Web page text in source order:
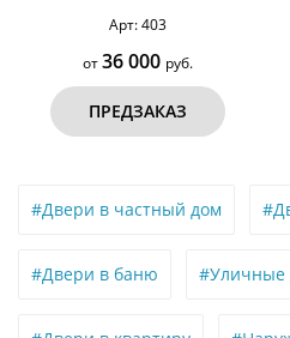
36 000руб.
ПРЕДЗАКАЗ
#Двери в частный дом
#Двери в баню #Уличные